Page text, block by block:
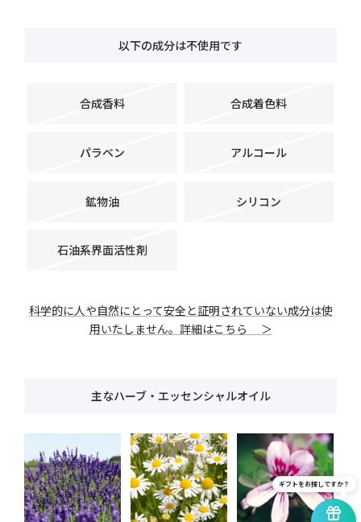
以下の成分は不使用です
合成香料 合成着色料
パラベン アルコール
鉱物油 シリコン
石油系界面活性剤
科学的に人や自然にとって安全と証明されていない成分は使
用いたしません。詳細はこちら ＞
主なハーブ・エッセンシャルオイル
ギフトをお探しですか？